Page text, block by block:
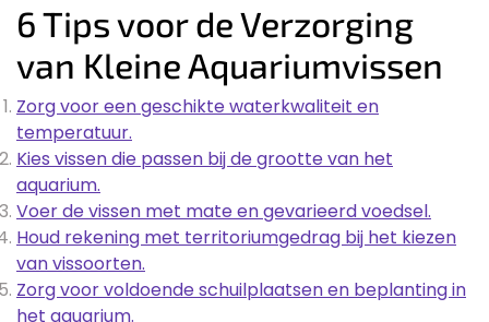
6 Tips voor de Verzorging
van Kleine Aquariumvissen
Zorg voor een geschikte waterkwaliteit en
temperatuur.
Kies vissen die passen bij de grootte van het
aquarium.
Voer de vissen met mate en gevarieerd voedsel.
Houd rekening met territoriumgedrag bij het kiezen
van vissoorten.
Zorg voor voldoende schuilplaatsen en beplanting in
het aquarium.